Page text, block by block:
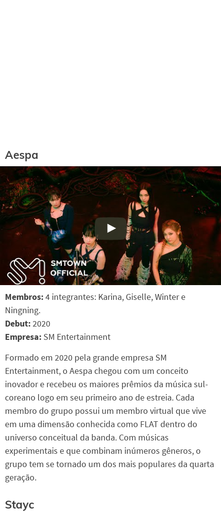
Aespa
Membros:4 integrantes: Karina, Giselle, Winter e
Ningning.
Debut:2020
Empresa: SM Entertainment
Formado em 2020 pela grande empresa SM
Entertainment, o Aespa chegou com um conceito
inovador e recebeu os maiores prêmios da música sul-
coreano logo em seu primeiro ano de estreia. Cada
membro do grupo possui um membro virtual que vive
em uma dimensão conhecida como FLAT dentro do
universo conceitual da banda. Com músicas
experimentais e que combinam inúmeros gêneros, o
grupo tem se tornado um dos mais populares da quarta
geração.
Stayc